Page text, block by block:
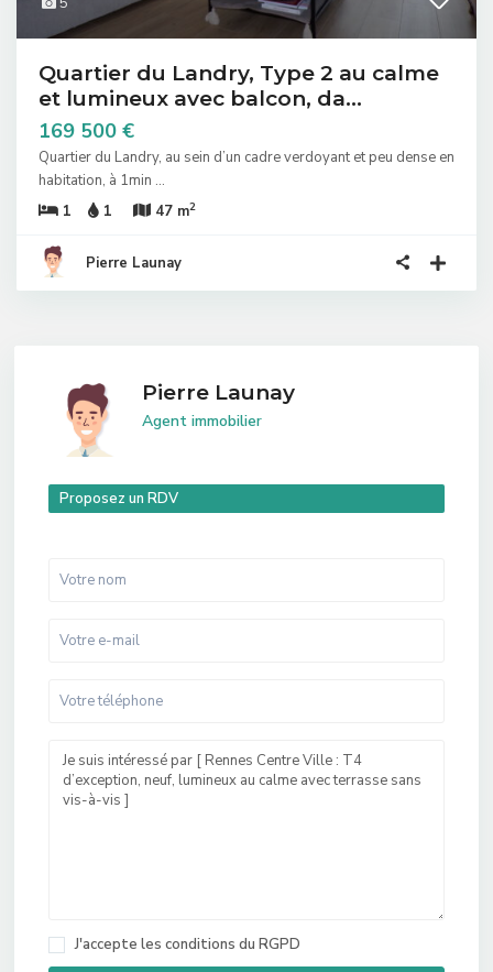
Quartier du Landry, Type 2 au calme
et lumineux avec balcon, da...
169 500 €
Quartier du Landry, au sein d’un cadre verdoyant et peu dense en
habitation, à 1min ...
1
1 47 m2
Pierre Launay
Pierre Launay
Agent immobilier
Proposez un RDV
J'accepte les conditions du RGPD